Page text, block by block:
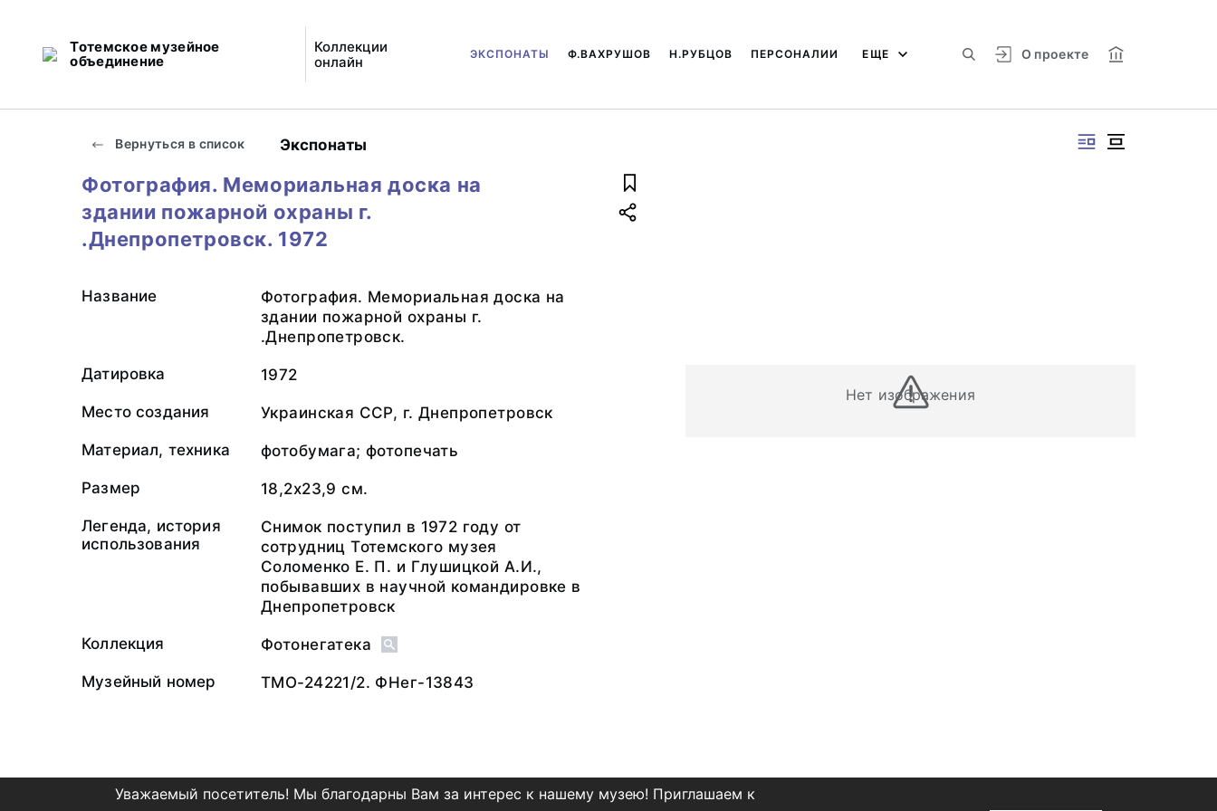
Тотемское музейное
объединение
Коллекции
онлайн
О проекте
ЭКСПОНАТЫ Ф.ВАХРУШОВ Н.РУБЦОВ ПЕРСОНАЛИИ ЕЩЕ
Вернуться в список Экспонаты
Нет изображения
Фотография. Мемориальная доска на
здании пожарной охраны г.
.Днепропетровск. 1972
Название
Фотография. Мемориальная доска на
здании пожарной охраны г.
.Днепропетровск.
Датировка 1972
Место создания Украинская ССР, г. Днепропетровск
Материал, техника фотобумага; фотопечать
Размер 18,2х23,9 см.
Легенда, история
использования
Снимок поступил в 1972 году от
сотрудниц Тотемского музея
Соломенко Е. П. и Глушицкой А.И.,
побывавших в научной командировке в
Днепропетровск
Коллекция Фотонегатека
Музейный номер ТМО-24221/2. ФНег-13843
Уважаемый посетитель! Мы благодарны Вам за интерес к нашему музею! Приглашаем к